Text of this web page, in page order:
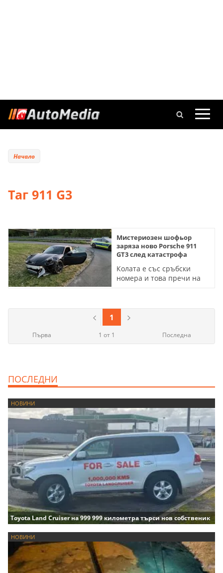
Начало
Таг 911 G3
Мистериозен шофьор
заряза ново Porsche 911
GT3 след катастрофа
Колата е със сръбски
номера и това пречи на
1 от 1 Последна
1
Първа
ПОСЛЕДНИ
НОВИНИ
Toyota Land Cruiser на 999 999 километра търси нов собственик
НОВИНИ